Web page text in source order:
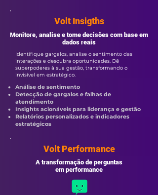
Volt Insigths
Monitore, analise e tome decisões com base em
dados reais
Identifique gargalos, analise o sentimento das
interações e descubra oportunidades. Dê
superpoderes à sua gestão, transformando o
invisível em estratégico.
Análise de sentimento
Detecção de gargalos e falhas de
atendimento
Insights acionáveis para liderança e gestão
Relatórios personalizados e indicadores
estratégicos
Volt Performance
A transformação de perguntas
em performance